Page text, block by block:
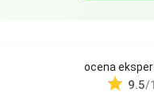
ocena
9.5/